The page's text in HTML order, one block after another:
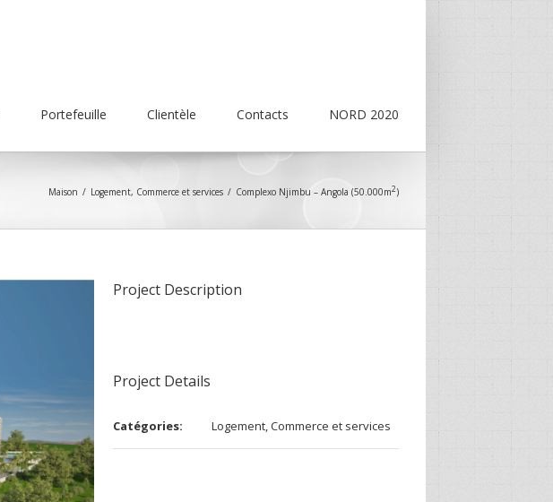
Portefeuille Clientèle Contacts NORD 2020
Maison Logement, Commerce et services Complexo Njimbu – Angola (50.000m2)
Project Description
Project Details
Catégories: Logement, Commerce et services